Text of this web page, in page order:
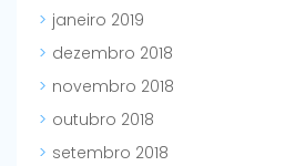
janeiro 2019
dezembro 2018
novembro 2018
outubro 2018
setembro 2018